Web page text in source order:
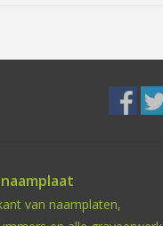
van naamplaten,